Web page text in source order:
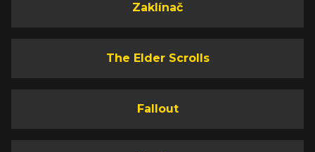
Zaklínač
The Elder Scrolls
Fallout